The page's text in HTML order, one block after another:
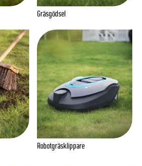
Gräsgödsel
Robotgräsklippare